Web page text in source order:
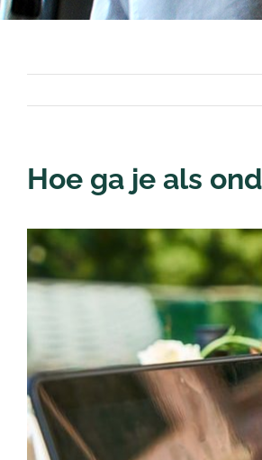
Hoe ga je als
Bekijk
grotere